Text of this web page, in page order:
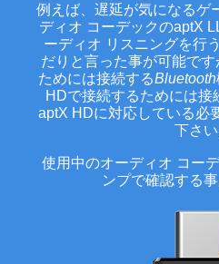
例えば、遅延が気になるゲ
ディオ コーデックのaptX
ーディオ リスニングを行
だりと言った事が可能で
ためには接続するBluetooth
HDで接続するためには接
aptX HDに対応している必
下さい
使用中のオーディオ コー
ンプで確認する事